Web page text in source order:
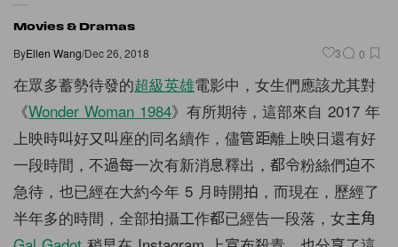
Movies & Dramas
ByEllen Wang/Dec 26, 2018 3 0
在眾多蓄勢待發的超級英雄電影中，女生們應該尤其對
《Wonder Woman 1984》有所期待，這部來自 2017 年
上映時叫好又叫座的同名續作，儘管距離上映日還有好
一段時間，不過每一次有新消息釋出，都令粉絲們迫不
急待，也已經在大約今年 5 月時開拍，而現在，歷經了
半年多的時間，全部拍攝工作都已經告一段落，女主角